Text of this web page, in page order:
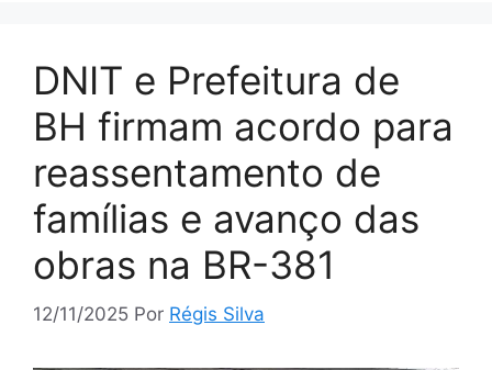
DNIT e Prefeitura de
BH firmam acordo para
reassentamento de
famílias e avanço das
obras na BR-381
12/11/2025 Por Régis Silva